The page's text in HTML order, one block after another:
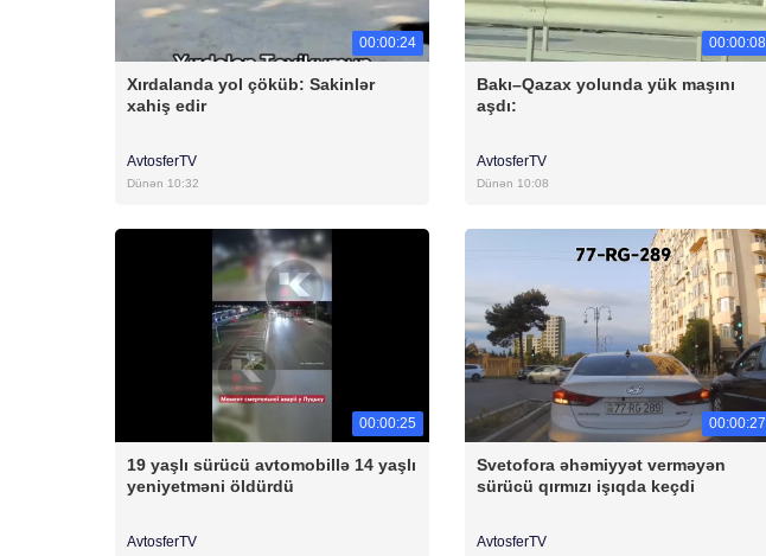
00:00:24
Xırdalanda yol çöküb: Sakinlər
xahiş edir
AvtosferTV
Dünən 10:32
00:00:08
Bakı–Qazax yolunda yük maşını
aşdı:
AvtosferTV
Dünən 10:08
00:00:25
19 yaşlı sürücü avtomobillə 14 yaşlı
yeniyetməni öldürdü
AvtosferTV
00:00:27
Svetofora əhəmiyyət verməyən
sürücü qırmızı işıqda keçdi
AvtosferTV